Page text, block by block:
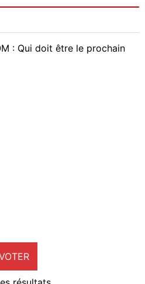
: Qui doit être le prochain